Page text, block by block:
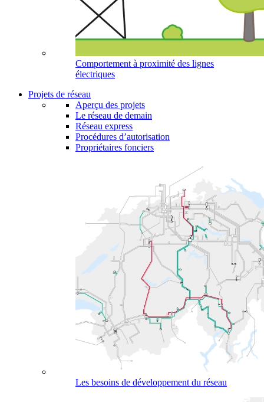
Comportement à proximité des lignes
électriques
Projets de réseau
Aperçu des projets
Le réseau de demain
Réseau express
Procédures d’autorisation
Propriétaires fonciers
Les besoins de développement du réseau